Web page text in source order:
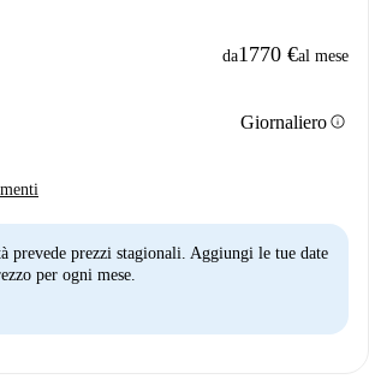
da1770 €al mese
Giornalieroinfo
prevede prezzi stagionali. Aggiungi le tue date
per ogni mese.